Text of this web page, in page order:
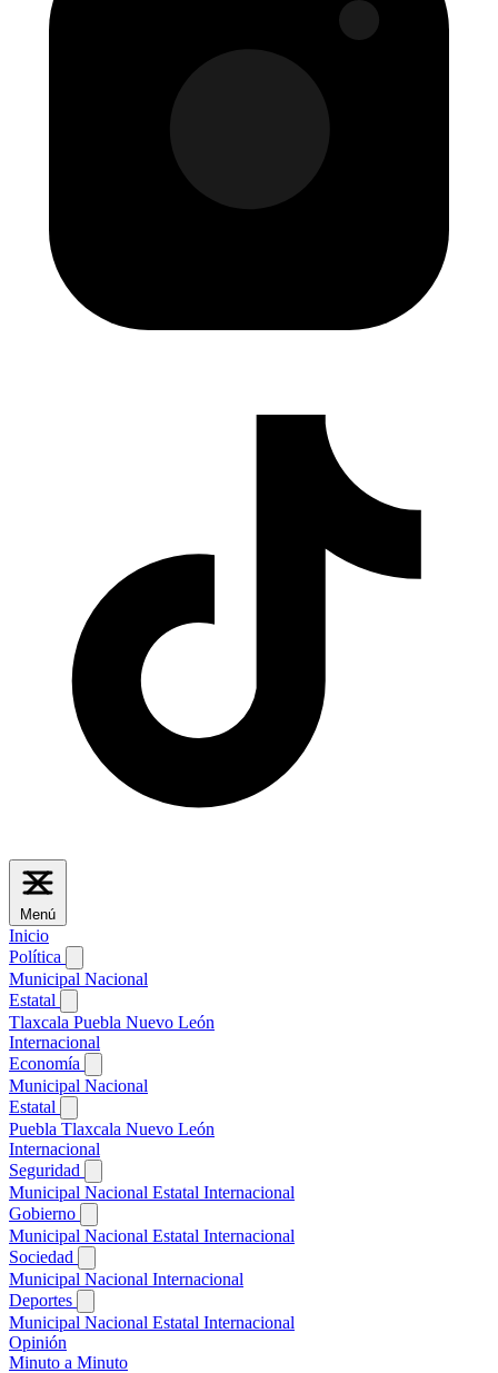
Menú
Inicio
Política
Municipal Nacional
Estatal
Tlaxcala Puebla Nuevo León
Internacional
Economía
Municipal Nacional
Estatal
Puebla Tlaxcala Nuevo León
Internacional
Seguridad
Municipal Nacional Estatal Internacional
Gobierno
Municipal Nacional Estatal Internacional
Sociedad
Municipal Nacional Internacional
Deportes
Municipal Nacional Estatal Internacional
Opinión
Minuto a Minuto